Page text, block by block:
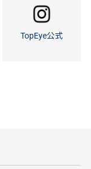
TopEye公式